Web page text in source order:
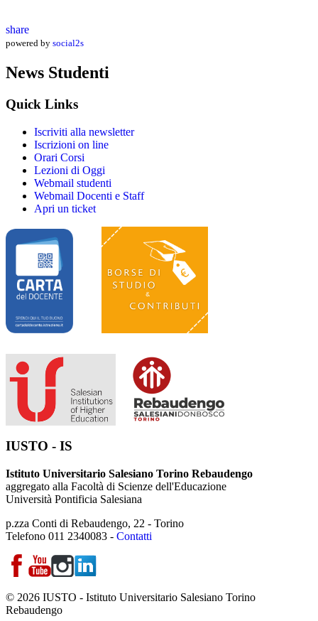
share
powered by social2s
News Studenti
Quick Links
Iscriviti alla newsletter
Iscrizioni on line
Orari Corsi
Lezioni di Oggi
Webmail studenti
Webmail Docenti e Staff
Apri un ticket
IUSTO - IS
Istituto Universitario Salesiano Torino Rebaudengo
aggregato alla Facoltà di Scienze dell'Educazione
Università Pontificia Salesiana
p.zza Conti di Rebaudengo, 22 - Torino
Telefono 011 2340083 - Contatti
© 2026 IUSTO - Istituto Universitario Salesiano Torino
Rebaudengo